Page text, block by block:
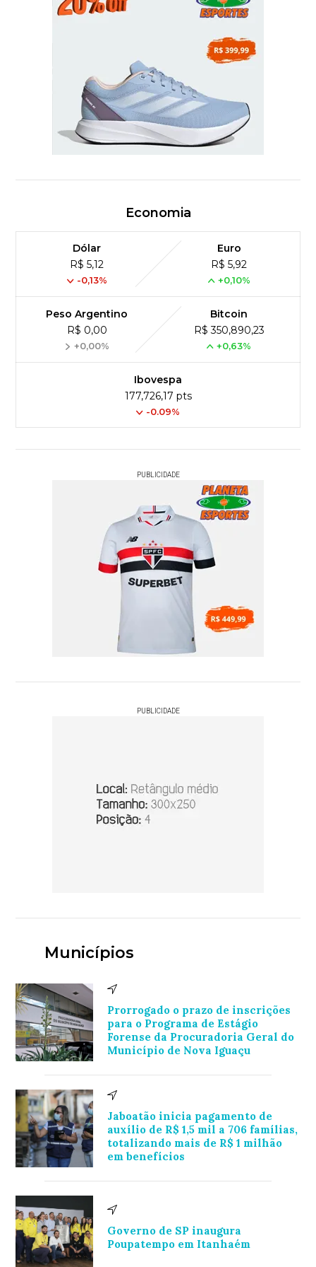
Economia
Dólar
R$ 5,12
-0,13%
Euro
R$ 5,92
+0,10%
Peso Argentino
R$ 0,00
+0,00%
Bitcoin
R$ 350,890,23
+0,63%
Ibovespa
177,726,17 pts
-0.09%
PUBLICIDADE
PUBLICIDADE
Municípios
Prorrogado o prazo de inscrições
para o Programa de Estágio
Forense da Procuradoria Geral do
Município de Nova Iguaçu
Jaboatão inicia pagamento de
auxílio de R$ 1,5 mil a 706 famílias,
totalizando mais de R$ 1 milhão
em benefícios
Governo de SP inaugura
Poupatempo em Itanhaém